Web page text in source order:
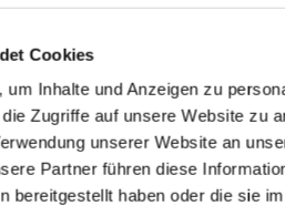
Cookies
Inhalte und Anzeigen zu
Zugriffe auf unsere Website zu
unserer Website an
Partner führen diese
bereitgestellt haben oder die sie
mugen style (Honda CR-Z 10-